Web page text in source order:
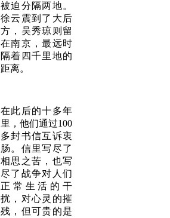
被迫分隔两地。
徐云震到了大后
方，吴秀琼则留
在南京，最远时
隔着四千里地的
距离。
在此后的十多年
里，他们通过100
多封书信互诉衷
肠。信里写尽了
相思之苦，也写
尽了战争对人们
正常生活的干
扰，对心灵的摧
残，但可贵的是